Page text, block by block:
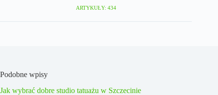
ARTYKUŁY: 434
Podobne wpisy
Jak wybrać dobre studio tatuażu w Szczecinie